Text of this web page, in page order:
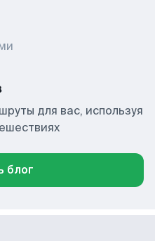
для вас, используя
блог